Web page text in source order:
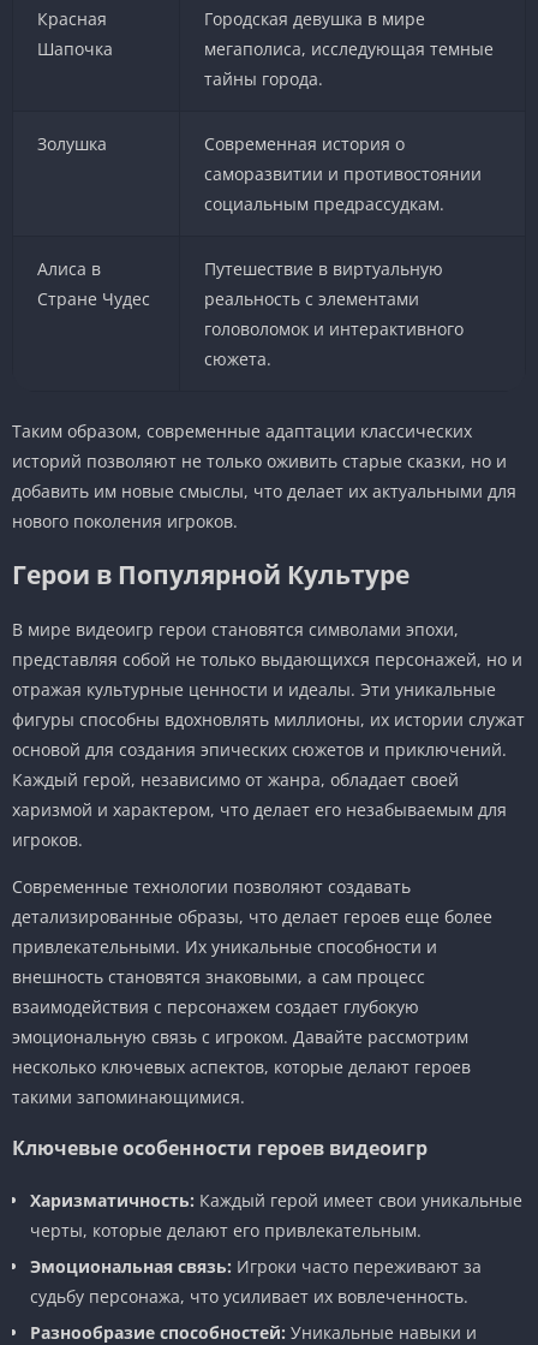
Красная
Шапочка
Городская девушка в мире
мегаполиса, исследующая темные
тайны города.
Золушка
Современная история о
саморазвитии и противостоянии
социальным предрассудкам.
Алиса в
Стране Чудес
Путешествие в виртуальную
реальность с элементами
головоломок и интерактивного
сюжета.
Таким образом, современные адаптации классических
историй позволяют не только оживить старые сказки, но и
добавить им новые смыслы, что делает их актуальными для
нового поколения игроков.
Герои в Популярной Культуре
В мире видеоигр герои становятся символами эпохи,
представляя собой не только выдающихся персонажей, но и
отражая культурные ценности и идеалы. Эти уникальные
фигуры способны вдохновлять миллионы, их истории служат
основой для создания эпических сюжетов и приключений.
Каждый герой, независимо от жанра, обладает своей
харизмой и характером, что делает его незабываемым для
игроков.
Современные технологии позволяют создавать
детализированные образы, что делает героев еще более
привлекательными. Их уникальные способности и
внешность становятся знаковыми, а сам процесс
взаимодействия с персонажем создает глубокую
эмоциональную связь с игроком. Давайте рассмотрим
несколько ключевых аспектов, которые делают героев
такими запоминающимися.
Ключевые особенности героев видеоигр
Харизматичность: Каждый герой имеет свои уникальные
черты, которые делают его привлекательным.
Эмоциональная связь: Игроки часто переживают за
судьбу персонажа, что усиливает их вовлеченность.
Разнообразие способностей: Уникальные навыки и